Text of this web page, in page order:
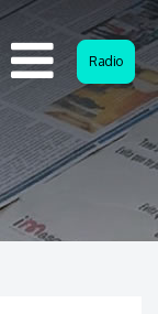
Radio